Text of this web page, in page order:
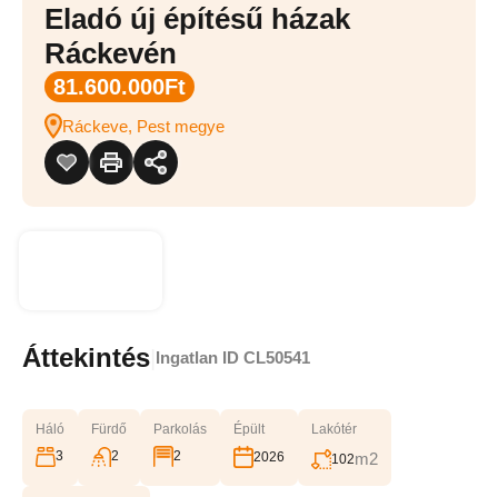
Eladó új építésű házak
Ráckevén
81.600.000Ft
Ráckeve, Pest megye
Áttekintés Ingatlan ID CL50541
Háló
3
Fürdő
2
Parkolás
2
Épült
2026
Lakótér
102m2